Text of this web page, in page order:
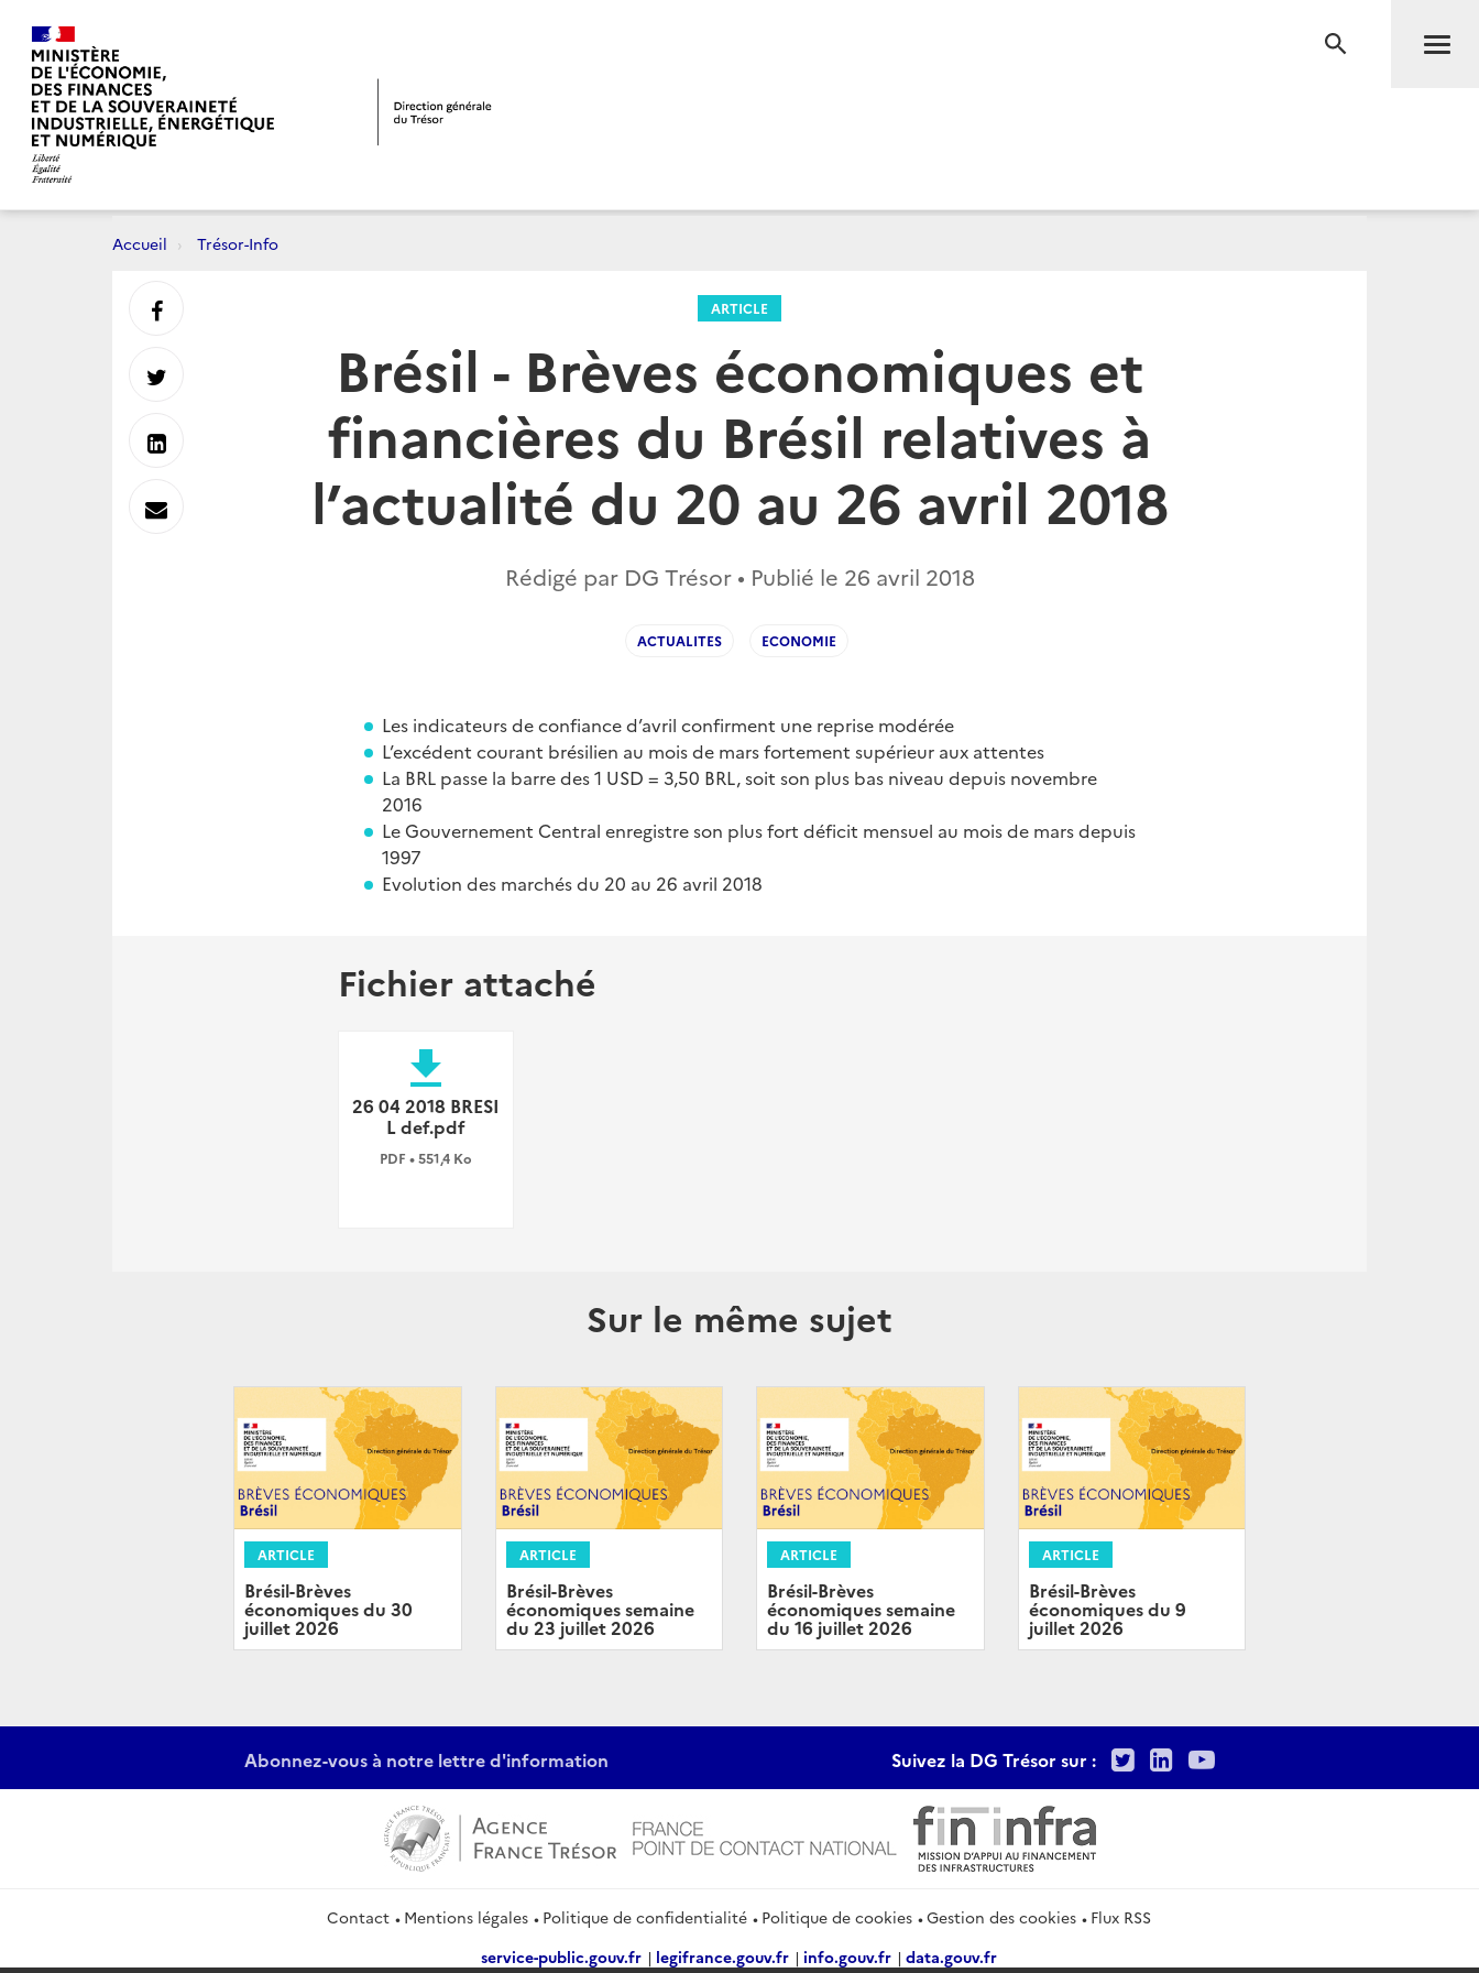
RECHERCHE
Accueil Trésor-Info
ARTICLE
Brésil - Brèves économiques et
financières du Brésil relatives à
l’actualité du 20 au 26 avril 2018
Rédigé par DG Trésor • Publié le 26 avril 2018
ACTUALITES ECONOMIE
Les indicateurs de confiance d’avril confirment une reprise modérée
L’excédent courant brésilien au mois de mars fortement supérieur aux attentes
La BRL passe la barre des 1 USD = 3,50 BRL, soit son plus bas niveau depuis novembre
2016
Le Gouvernement Central enregistre son plus fort déficit mensuel au mois de mars depuis
1997
Evolution des marchés du 20 au 26 avril 2018
Fichier attaché
file_download
26 04 2018 BRESI
L def.pdf
PDF • 551,4 Ko
Sur le même sujet
ARTICLE
Brésil-Brèves
économiques du 30
juillet 2026
ARTICLE
Brésil-Brèves
économiques semaine
du 23 juillet 2026
ARTICLE
Brésil-Brèves
économiques semaine
du 16 juillet 2026
ARTICLE
Brésil-Brèves
économiques du 9
juillet 2026
Partager
sur
Partager
sur
Partager
sur
Envoyer
Abonnez-vous à notre lettre d'information Suivez la DG Trésor sur : TwitterLinkedIn
Youtube
Contact Mentions légales Politique de confidentialité Politique de cookies Gestion des cookies
Flux RSS
service-public.gouv.fr
legifrance.gouv.fr info.gouv.fr data.gouv.fr